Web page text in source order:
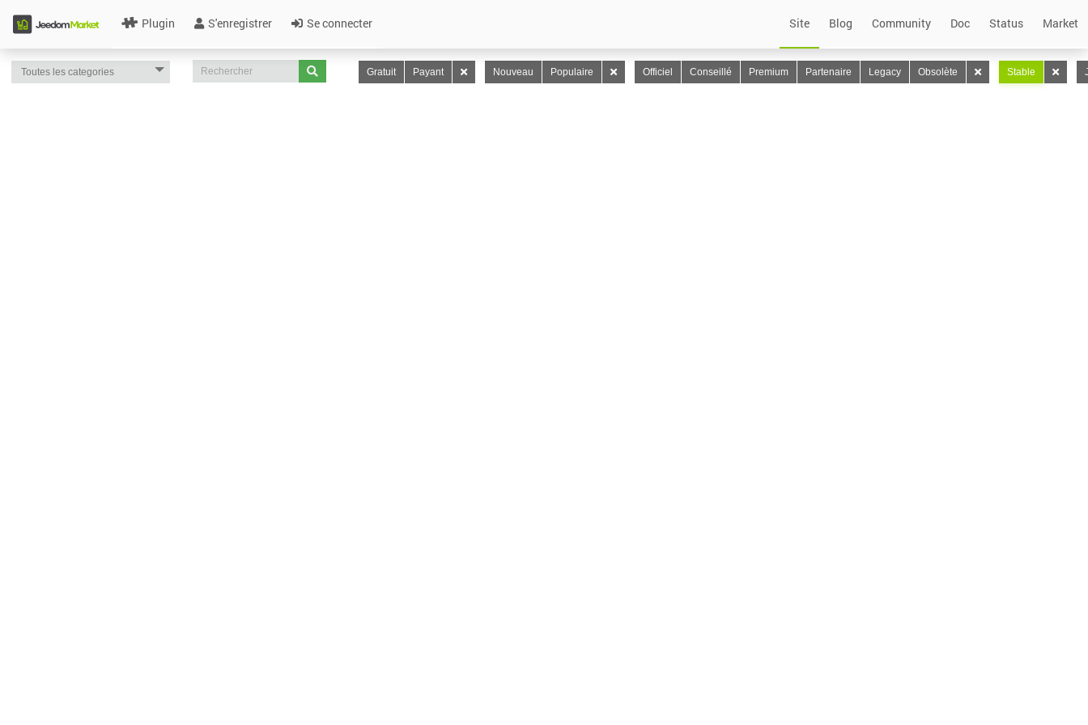
Plugin S'enregistrer Se connecter Site Blog Community Doc Status Market
Gratuit Payant Nouveau Populaire Officiel Conseillé Premium Partenaire Legacy Obsolète Stable